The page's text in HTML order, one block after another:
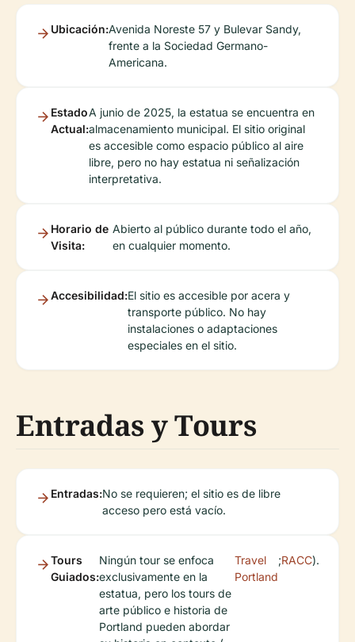
Ubicación:Avenida Noreste 57 y Bulevar Sandy,
frente a la Sociedad Germano-
Americana.
Estado
Actual:
A junio de 2025, la estatua se encuentra en
almacenamiento municipal. El sitio original
es accesible como espacio público al aire
libre, pero no hay estatua ni señalización
interpretativa.
Horario de
Visita:
Abierto al público durante todo el año,
en cualquier momento.
Accesibilidad:El sitio es accesible por acera y
transporte público. No hay
instalaciones o adaptaciones
especiales en el sitio.
Entradas y Tours
Entradas:No se requieren; el sitio es de libre
acceso pero está vacío.
Tours
Guiados:
Ningún tour se enfoca
exclusivamente en la
estatua, pero los tours de
arte público e historia de
Portland pueden abordar
Travel
Portland
;RACC).